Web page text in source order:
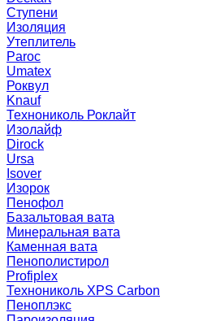
Ступени
Изоляция
Утеплитель
Paroc
Umatex
Роквул
Knauf
Технониколь Роклайт
Изолайф
Dirock
Ursa
Isover
Изорок
Пенофол
Базальтовая вата
Минеральная вата
Каменная вата
Пенополистирол
Profiplex
Технониколь XPS Carbon
Пеноплэкс